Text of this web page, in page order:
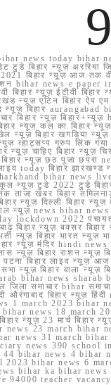
news today bihar
बिहार न्यूज़ अररिया
बिहार न्यूज़ आज तक
bihar news e paper
बिहार न्यूज़ ईटीवी
न्यूज़ एटिन बिहार ऐप
न्यूज़ बिहार
बिहार न्यूज़
न्यूज़ कल का बिहार
न्यूज़ बिहार खगड़िया न्यूज़
न्यूज़ व्हाट्सप्प ग्रुप
न्यूज़ चाहिए बिहार न्यूज़
न्यूज़ छठ पूजा छपरा
today बिहार
bihar news live
स्कूल न्यूज़ टुडे 2022 टुडे
ताजा खबर बिहार
न्यूज़ दिल्ली बिहार न्यूज़
न्यूज़ news bihar
lockdown 2022
बिहार न्यूज़ बक्सर
न्यूज़ बिहार भारत
न्यूज़ मंदिर hindi
न्यूज़ बिहार राशन
पटना बिहार लाइव
न्यूज़ बिहार वाला न्यूज़
bihar news sharab
समाचार bihar
हिंदी औरंगाबाद बिहार
1 march 2023 bihar
news 18 march
न्यूज़ 23 मार्च
news 23 march
news 31 march
news 390 school
bihar news 4
bihar news 6
bihar ka bihar
94000 teacher